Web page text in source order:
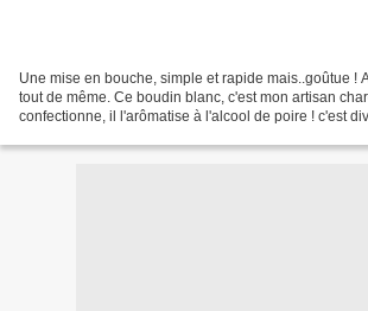
Une mise en bouche, simple et rapide mais..goûtue !
tout de même. Ce boudin blanc, c'est mon artisan
confectionne, il l'arômatise à l'alcool de poire ! c'est